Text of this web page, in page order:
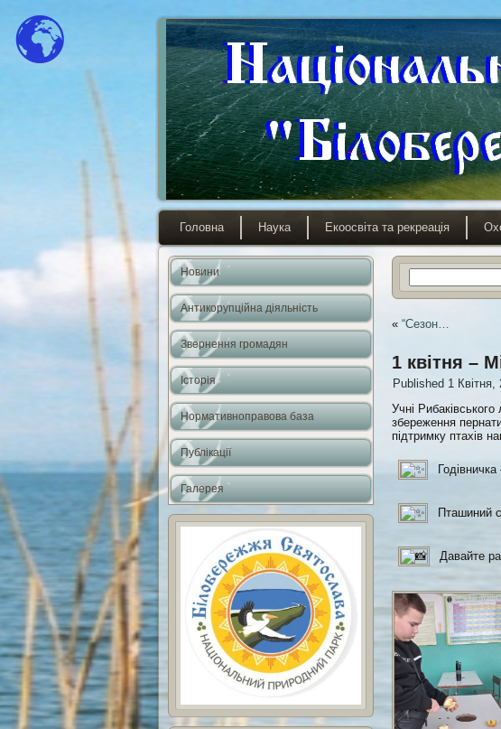
Головна Наука Екоосвіта та рекреація
Новини
Антикорупційна діяльність
Звернення громадян
Історія
Нормативноправова база
Публікації
Галерея
« “Сезон…
1 квітня –
Published 1 Квітня,
Учні
збереження
підтримку птахів
Пташиний
Давайте